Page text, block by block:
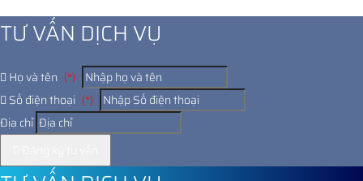
TƯ VẤN DỊCH VỤ
Họ và tên (*)
Số điện thoại (*)
Địa chỉ